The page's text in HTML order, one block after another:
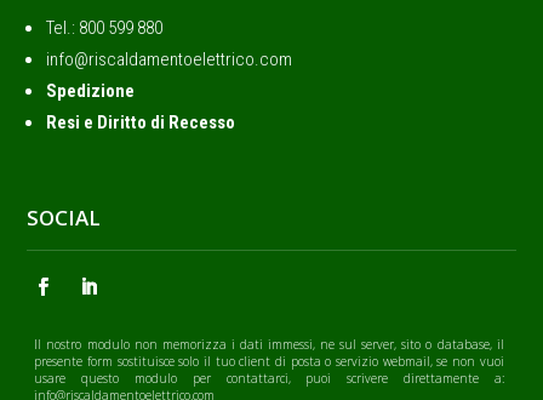
Tel.: ‭800 599 880
info@riscaldamentoelettrico.com
Spedizione
Resi e Diritto di Recesso
SOCIAL
Il nostro modulo non memorizza i dati immessi, ne sul server, sito o database, il
presente form sostituisce solo il tuo client di posta o servizio webmail, se non vuoi
usare questo modulo per contattarci, puoi scrivere direttamente a:
info@riscaldamentoelettrico.com